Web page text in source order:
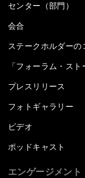
センター（部門）
会合
ステークホルダーの
「フォーラム・スト
プレスリリース
フォトギャラリー
ビデオ
ポッドキャスト
エンゲージメント